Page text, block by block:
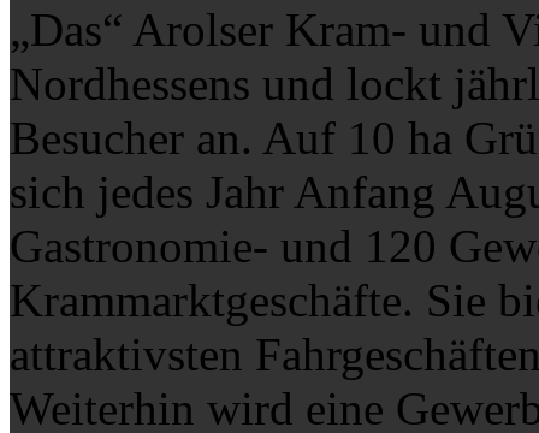
„Das“ Arolser Kram- und
Nordhessens und lockt
Besucher an. Auf 10 ha
sich jedes Jahr Anfang
Gastronomie- und 120
Krammarktgeschäfte. Sie
attraktivsten
Weiterhin wird eine